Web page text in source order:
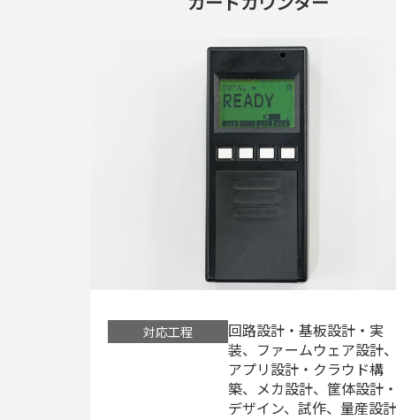
対応工程
回路設計・基板設計・実
装、ファームウェア設計
アプリ設計・クラウド構
築、メカ設計、筐体設計
デザイン、試作、量産設計